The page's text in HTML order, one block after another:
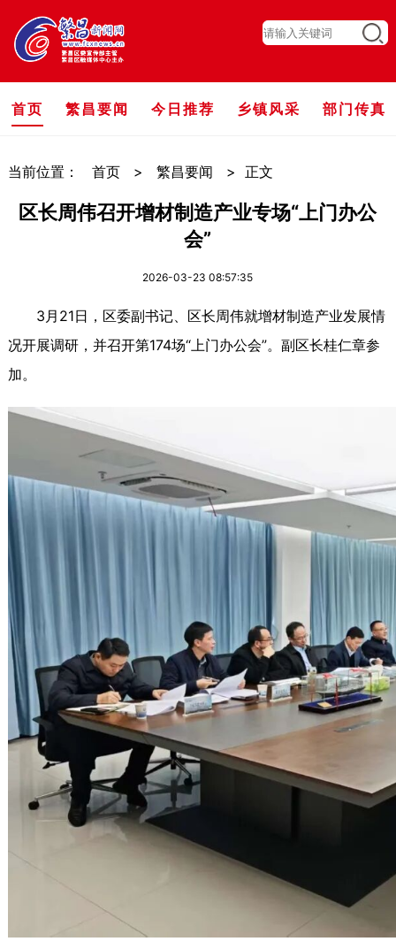
首页 繁昌要闻 今日推荐 乡镇风采 部门传真
当前位置： 首页 > 繁昌要闻 > 正文
区长周伟召开增材制造产业专场“上门办公
会”
2026-03-23 08:57:35
3月21日，区委副书记、区长周伟就增材制造产业发展情
况开展调研，并召开第174场“上门办公会”。副区长桂仁章参
加。